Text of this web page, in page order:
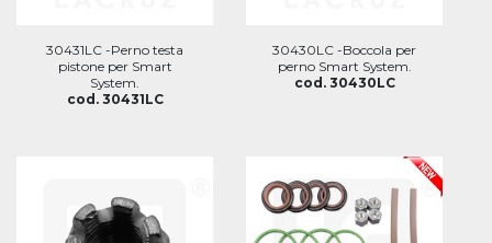
30431LC -Perno testa
pistone per Smart
System.
cod. 30431LC
30430LC -Boccola per
perno Smart System.
cod. 30430LC